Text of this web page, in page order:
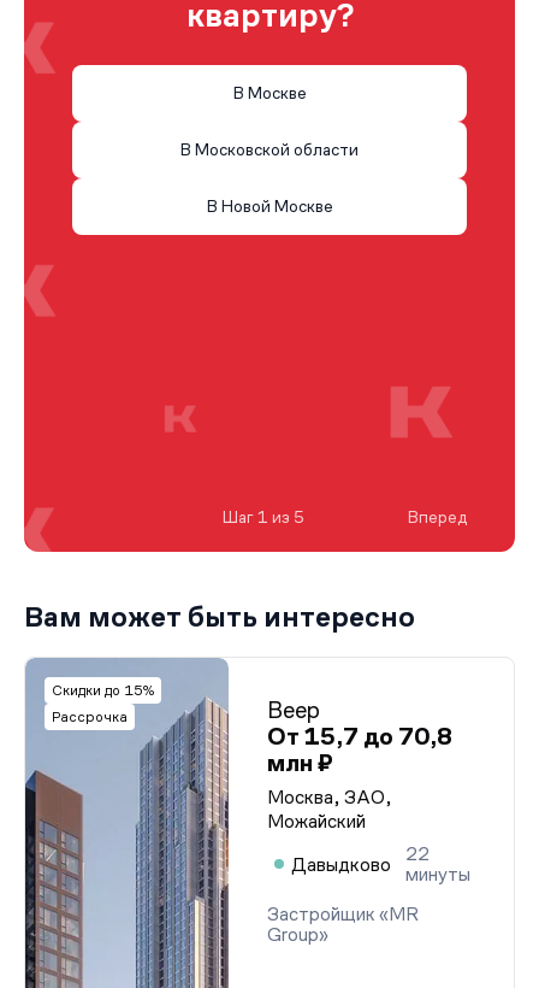
квартиру?
В Москве
В Московской области
В Новой Москве
Шаг 1 из 5 Вперед
Вам может быть интересно
Скидки до 15%
Рассрочка
Веер
От 15,7 до 70,8
млн ₽
Москва, ЗАО,
Можайский
Давыдково
22
минуты
Застройщик «MR
Group»